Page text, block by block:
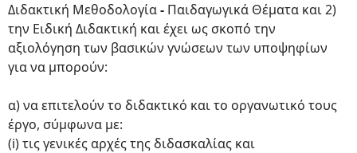
Διδακτική Μεθοδολογία- Παιδαγωγικά Θέματα και 2)
την Ειδική Διδακτική και έχει ως σκοπό την
αξιολόγηση των βασικών γνώσεων των υποψηφίων
για να μπορούν:
α) να επιτελούν το διδακτικό και το οργανωτικό τους
έργο, σύμφωνα με:
(i) τις γενικές αρχές της διδασκαλίας και